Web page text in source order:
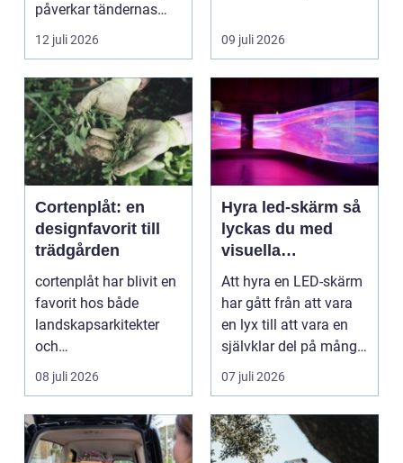
påverkar tändernas
utseende både
självförtroendet ...
12 juli 2026 09 juli 2026
Cortenplåt: en
designfavorit till
trädgården
cortenplåt har blivit en
favorit hos både
landskapsarkitekter
och
trädgårdsentusiaster.
Det är ett m...
08 juli 2026
Hyra led-skärm så
lyckas du med
visuella
upplevelser på
event
Att hyra en LED-skärm
har gått från att vara
en lyx till att vara en
självklar del på många
event, m...
07 juli 2026